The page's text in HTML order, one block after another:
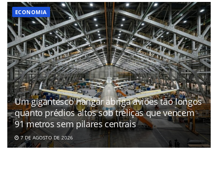
ECONOMIA
Um gigantesco hangar abriga aviões tão longos
quanto prédios altos sob treliças que vencem
91 metros sem pilares centrais
7 DE AGOSTO DE 2026